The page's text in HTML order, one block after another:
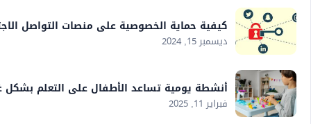
كيفية حماية الخصوصية على منصات التواصل
ديسمبر 15, 2024
أنشطة يومية تساعد الأطفال على التعلم بشكل
فبراير 11, 2025